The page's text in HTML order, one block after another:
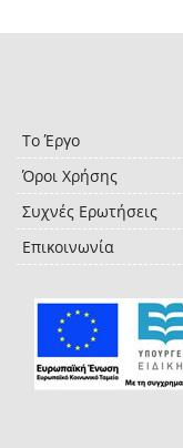
Το Έργο
Όροι Χρήσης
Συχνές Ερωτήσεις
Επικοινωνία